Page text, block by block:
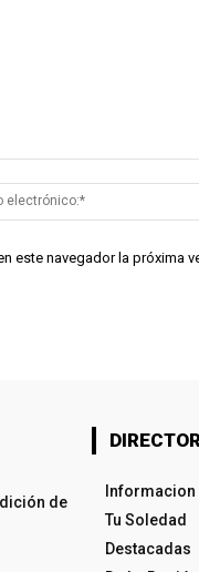
este navegador la próxima
de
Informacion
Tu Soledad
Destacadas